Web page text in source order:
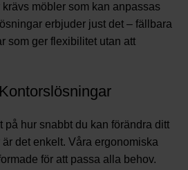
krävs möbler som kan anpassas
erbjuder just det – fällbara
som ger flexibilitet utan att
på hur snabbt du kan förändra ditt
det enkelt. Våra ergonomiska
för att passa alla behov.